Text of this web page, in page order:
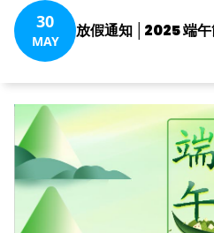
30
MAY
放假通知 │2025 端